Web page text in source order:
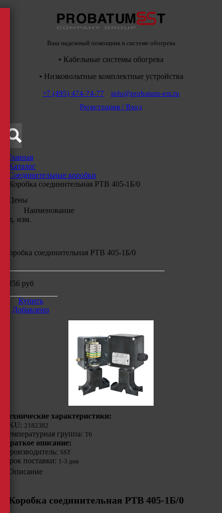
Ваш надежный помощник в системе обогрева
• Кабельные системы обогрева
• Низковольтные комплектные устройства
+7 (495) 474-74-77
info@probatum-est.ru
Регистрация / Вход
Главная
Каталог
Соединительные коробки
Коробка соединительная РТВ 405-1Б/0
Цены
Наименование
Ед. изм.
Коробка соединительная РТВ 405-1Б/0
8856 руб
Купить
Добавлено
Технические характеристики:
SKU: 2182382
Температурная группа: Т6
Краткое описание:
Производитель: SST
Срок поставки: 1-3 дня
Описание
Коробка соединительная РТВ 405-1Б/0